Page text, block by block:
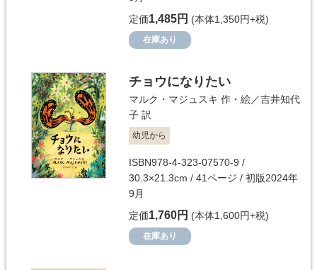
定価1,485円 (本体1,350円+税)
在庫あり
チョウになりたい
マルク・マジュスキ 作・絵／吉井知代
子 訳
幼児から
ISBN978-4-323-07570-9 /
30.3×21.3cm / 41ページ / 初版2024年
9月
定価1,760円 (本体1,600円+税)
在庫あり